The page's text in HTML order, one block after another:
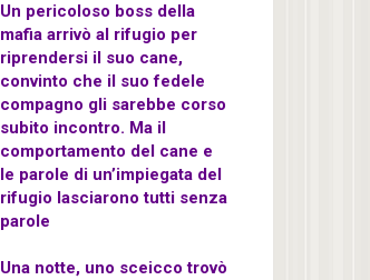
Un pericoloso boss della
mafia arrivò al rifugio per
riprendersi il suo cane,
convinto che il suo fedele
compagno gli sarebbe corso
subito incontro. Ma il
comportamento del cane e
le parole di un’impiegata del
rifugio lasciarono tutti senza
parole
Una notte, uno sceicco trovò